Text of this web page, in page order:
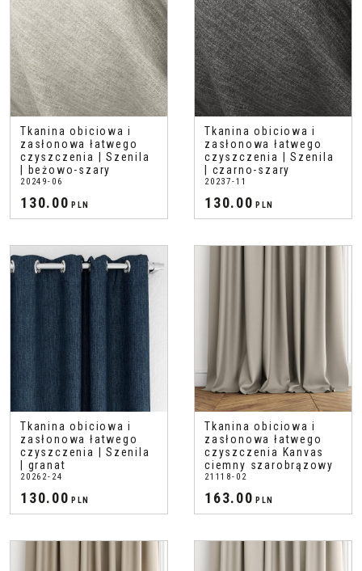
Tkanina obiciowa i
zasłonowa łatwego
czyszczenia | Szenila
| beżowo-szary
20249-06
130.00 PLN
Tkanina obiciowa i
zasłonowa łatwego
czyszczenia | Szenila
| czarno-szary
20237-11
130.00 PLN
Tkanina obiciowa i
zasłonowa łatwego
czyszczenia | Szenila
| granat
20262-24
130.00 PLN
Tkanina obiciowa i
zasłonowa łatwego
czyszczenia Kanvas
ciemny szarobrązowy
21118-02
163.00 PLN